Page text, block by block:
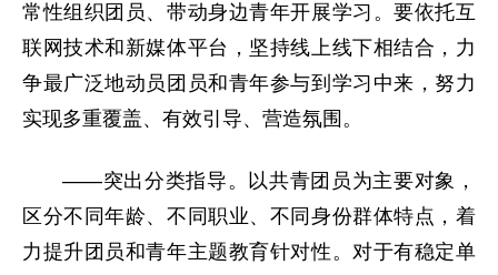
常性组织团员、带动身边青年开展学习。要依托互
联网技术和新媒体平台，坚持线上线下相结合，力
争最广泛地动员团员和青年参与到学习中来，努力
实现多重覆盖、有效引导、营造氛围。
——突出分类指导。以共青团员为主要对象，
区分不同年龄、不同职业、不同身份群体特点，着
力提升团员和青年主题教育针对性。对于有稳定单